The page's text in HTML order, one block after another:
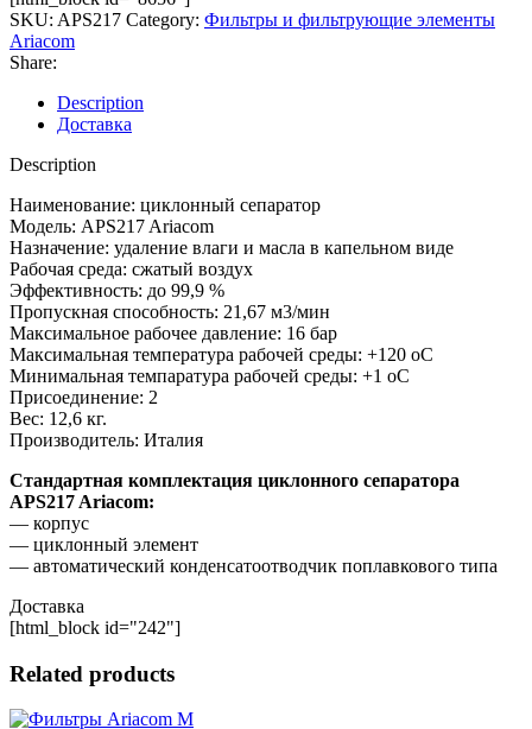
SKU: APS217 Category: Фильтры и фильтрующие элементы
Ariacom
Share:
Description
Доставка
Description
Наименование: циклонный сепаратор
Модель: APS217 Ariacom
Назначение: удаление влаги и масла в капельном виде
Рабочая среда: сжатый воздух
Эффективность: до 99,9 %
Пропускная способность: 21,67 м3/мин
Максимальное рабочее давление: 16 бар
Максимальная температура рабочей среды: +120 оС
Минимальная темпаратура рабочей среды: +1 оС
Присоединение: 2
Вес: 12,6 кг.
Производитель: Италия
Стандартная комплектация циклонного сепаратора
APS217 Ariacom:
— корпус
— циклонный элемент
— автоматический конденсатоотводчик поплавкового типа
Доставка
[html_block id="242"]
Related products